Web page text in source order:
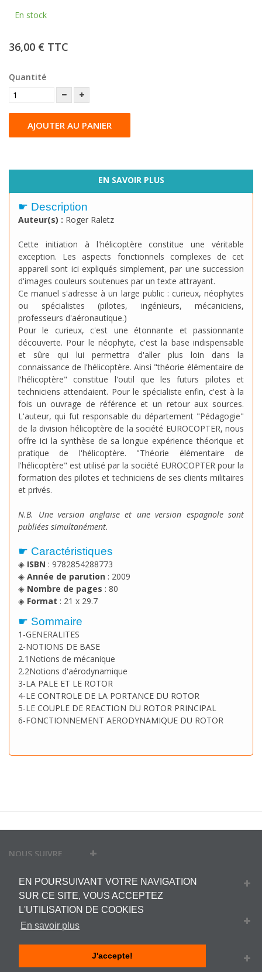
EN POURSUIVANT VOTRE NAVIGATION
SUR CE SITE, VOUS ACCEPTEZ
L'UTILISATION DE COOKIES
En savoir plus
J'accepte!
En stock
36,00 € TTC
Quantité
AJOUTER AU PANIER
EN SAVOIR PLUS
☛ Description
Auteur(s) : Roger Raletz
Cette initiation à l'hélicoptère constitue une véritable
exception. Les aspects fonctionnels complexes de cet
appareil sont ici expliqués simplement, par une succession
d'images couleurs soutenues par un texte attrayant.
Ce manuel s'adresse à un large public : curieux, néophytes
ou spécialistes (pilotes, ingénieurs, mécaniciens,
professeurs d'aéronautique.)
Pour le curieux, c'est une étonnante et passionnante
découverte. Pour le néophyte, c'est la base indispensable
et sûre qui lui permettra d'aller plus loin dans la
connaissance de l'hélicoptère. Ainsi "théorie élémentaire de
l'hélicoptère" constitue l'outil que les futurs pilotes et
techniciens attendaient. Pour le spécialiste enfin, c'est à la
fois un ouvrage de référence et un retour aux sources.
L'auteur, qui fut responsable du département "Pédagogie"
de la division hélicoptère de la société EUROCOPTER, nous
offre ici la synthèse de sa longue expérience théorique et
pratique de l'hélicoptère. "Théorie élémentaire de
l'hélicoptère" est utilisé par la société EUROCOPTER pour la
formation des pilotes et techniciens de ses clients militaires
et privés.
N.B. Une version anglaise et une version espagnole sont
publiées simultanément.
☛ Caractéristiques
◈ ISBN : 9782854288773
◈ Année de parution : 2009
◈ Nombre de pages : 80
◈ Format : 21 x 29.7
☛ Sommaire
1-GENERALITES
2-NOTIONS DE BASE
2.1Notions de mécanique
2.2Notions d'aérodynamique
3-LA PALE ET LE ROTOR
4-LE CONTROLE DE LA PORTANCE DU ROTOR
5-LE COUPLE DE REACTION DU ROTOR PRINCIPAL
6-FONCTIONNEMENT AERODYNAMIQUE DU ROTOR
NOUS SUIVRE
MON COMPTE
INFORMATIONS
INFORMATIONS SUR VOTRE BOUTIQUE